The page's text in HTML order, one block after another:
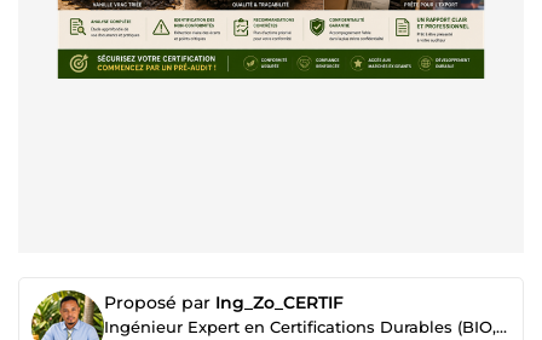
Proposé par Ing_Zo_CERTIF
Ingénieur Expert en Certifications Durables (BIO, Fairtrade, Fair For Life)